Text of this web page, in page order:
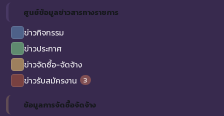
ศูนย์ข้อมูลข่าวสารทางราชการ
ข่าวกิจกรรม
ข่าวประกาศ
ข่าวจัดซื้อ-จัดจ้าง
ข่าวรับสมัครงาน
3
ข้อมูลการจัดซื้อจัดจ้าง